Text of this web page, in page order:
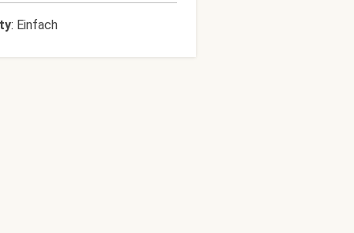
: Einfach